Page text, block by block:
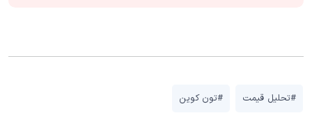
#تحلیل قیمت #تون کوین